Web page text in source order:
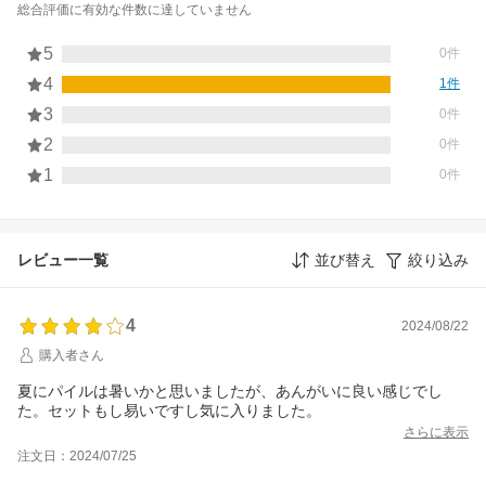
総合評価に有効な件数に達していません
5 0件
4 1件
3 0件
2 0件
1 0件
レビュー一覧 並び替え 絞り込み
4
2024/08/22
購入者さん
夏にパイルは暑いかと思いましたが、あんがいに良い感じでし
た。セットもし易いですし気に入りました。
さらに表示
注文日：2024/07/25